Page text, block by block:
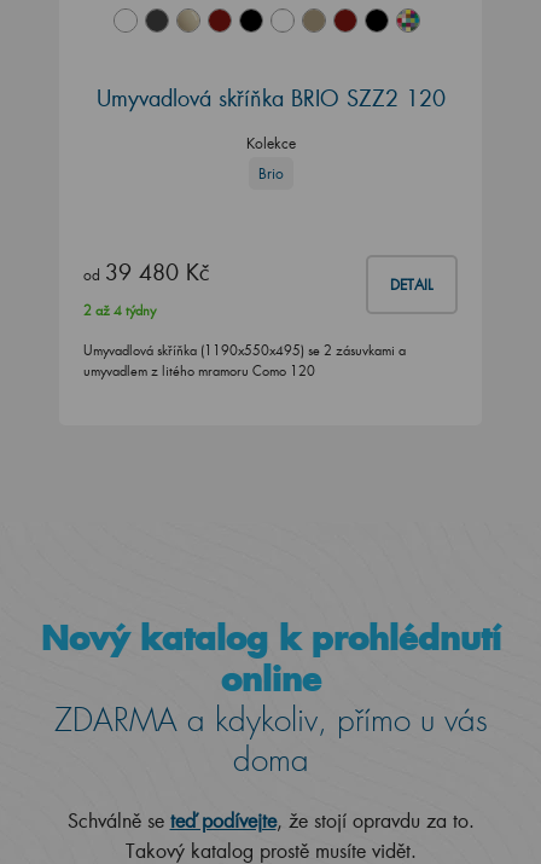
Umyvadlová skříňka BRIO SZZ2 120
Kolekce
Brio
od 39 480 Kč DETAIL
2 až 4 týdny
Umyvadlová skříňka (1190x550x495) se 2 zásuvkami a
umyvadlem z litého mramoru Como 120
Nový katalog k prohlédnutí
online
ZDARMA a kdykoliv, přímo u vás
doma
Schválně se teď podívejte, že stojí opravdu za to.
Takový katalog prostě musíte vidět.